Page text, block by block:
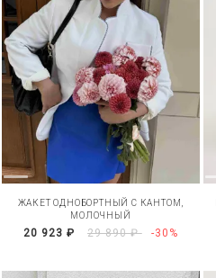
ЖАКЕТ ОДНОБОРТНЫЙ С КАНТОМ,
МОЛОЧНЫЙ
20 923 ₽ 29 890 ₽ -30%